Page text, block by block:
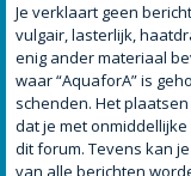
Je verklaart geen
vulgair, lasterlijk,
enig ander materiaal
waar “AquaforA” is
schenden. Het
dat je met
dit forum. Tevens kan
van alle berichten